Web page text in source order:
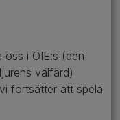
oss i OIE:s (den
välfärd)
fortsätter att spela